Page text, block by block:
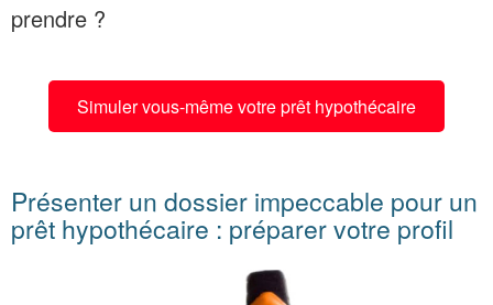
prendre ?
Simuler vous-même votre prêt hypothécaire
Présenter un dossier impeccable pour un
prêt hypothécaire : préparer votre profil